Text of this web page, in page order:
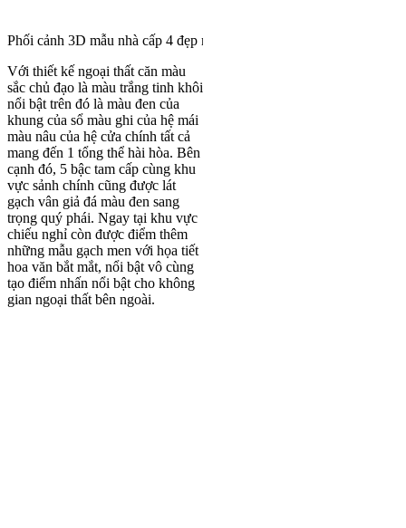
Phối cảnh 3D mẫu nhà cấp 4 đẹp mái Thái được săn đón nhất hiện
Với thiết kế ngoại thất căn màu
sắc chủ đạo là màu trắng tinh khôi
nổi bật trên đó là màu đen của
khung của sổ màu ghi của hệ mái
màu nâu của hệ cửa chính tất cả
mang đến 1 tổng thể hài hòa. Bên
cạnh đó, 5 bậc tam cấp cùng khu
vực sảnh chính cũng được lát
gạch vân giả đá màu đen sang
trọng quý phái. Ngay tại khu vực
chiếu nghỉ còn được điểm thêm
những mẫu gạch men với họa tiết
hoa văn bắt mắt, nổi bật vô cùng
tạo điểm nhấn nổi bật cho không
gian ngoại thất bên ngoài.